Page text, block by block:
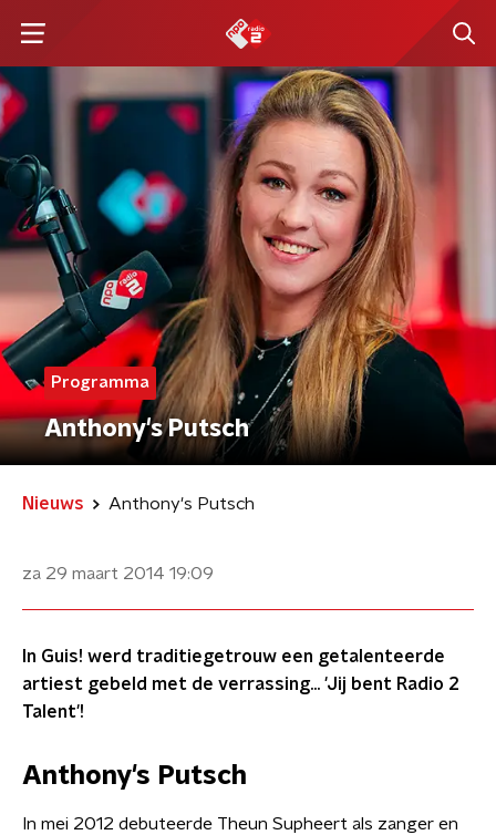
Programma
Anthony's Putsch
Nieuws Anthony's Putsch
za 29 maart 2014 19:09
In Guis! werd traditiegetrouw een getalenteerde
artiest gebeld met de verrassing... 'Jij bent Radio 2
Talent'!
Anthony's Putsch
In mei 2012 debuteerde Theun Supheert als zanger en